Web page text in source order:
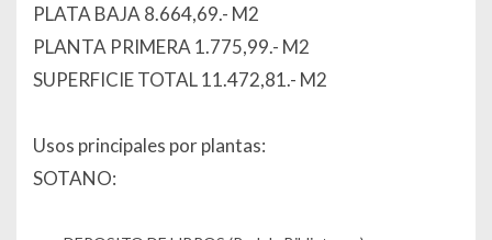
PLATA BAJA 8.664,69.- M2
PLANTA PRIMERA 1.775,99.- M2
SUPERFICIE TOTAL 11.472,81.- M2
Usos principales por plantas:
SOTANO: